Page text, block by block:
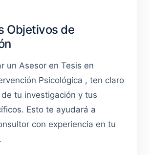
Objetivos de
un Asesor en Tesis en
Psicológica , ten claro
tu investigación y tus
Esto te ayudará a
con experiencia en tu